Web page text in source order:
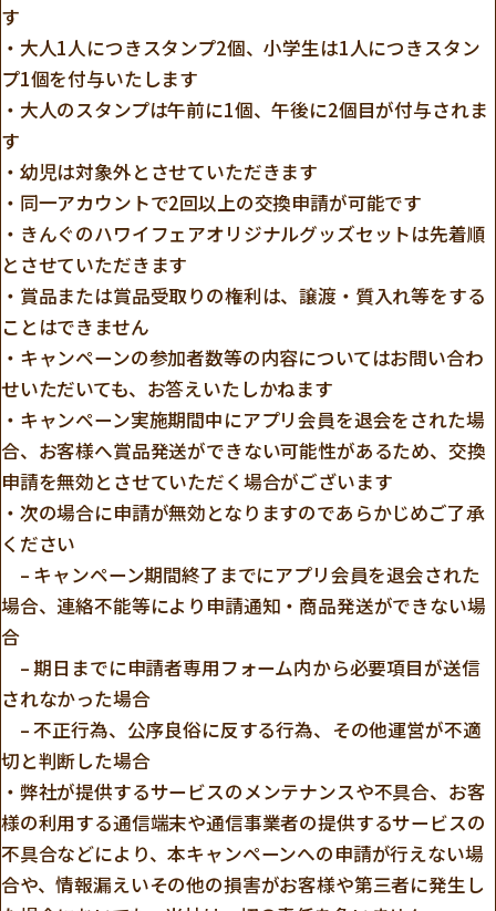
す
・大人1人につきスタンプ2個、小学生は1人につきスタン
プ1個を付与いたします
・大人のスタンプは午前に1個、午後に2個目が付与されま
す
・幼児は対象外とさせていただきます
・同一アカウントで2回以上の交換申請が可能です
・きんぐのハワイフェアオリジナルグッズセットは先着順
とさせていただきます
・賞品または賞品受取りの権利は、譲渡・質入れ等をする
ことはできません
・キャンペーンの参加者数等の内容についてはお問い合わ
せいただいても、お答えいたしかねます
・キャンペーン実施期間中にアプリ会員を退会をされた場
合、お客様へ賞品発送ができない可能性があるため、交換
申請を無効とさせていただく場合がございます
・次の場合に申請が無効となりますのであらかじめご了承
ください
– キャンペーン期間終了までにアプリ会員を退会された
場合、連絡不能等により申請通知・商品発送ができない場
合
– 期日までに申請者専用フォーム内から必要項目が送信
されなかった場合
– 不正行為、公序良俗に反する行為、その他運営が不適
切と判断した場合
・弊社が提供するサービスのメンテナンスや不具合、お客
様の利用する通信端末や通信事業者の提供するサービスの
不具合などにより、本キャンペーンへの申請が行えない場
合や、情報漏えいその他の損害がお客様や第三者に発生し